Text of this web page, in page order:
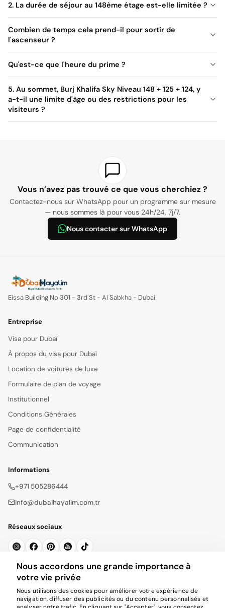
2. La durée de séjour au 148ème étage est-elle limitée ?
Combien de temps cela prend-il pour sortir de
l'ascenseur ?
monde et le temps d'ascension au 148ème étage dure environ 1
Qu'est-ce que l'heure du prime ?
5. Au sommet, Burj Khalifa Sky Niveau 148 + 125 + 124, y
a-t-il une limite d'âge ou des restrictions pour les
visiteurs ?
restrictions de sécurité dans certaines zones.
Vous n’avez pas trouvé ce que vous cherchiez ?
Contactez-nous sur WhatsApp pour un programme sur mesure
— nous sommes là pour vous 24h/24, 7j/7.
Nous contacter sur WhatsApp
Eissa Building No 301 - 3rd St - Al Sabkha - Dubai
Entreprise
Visa pour Dubaï
À propos du visa pour Dubaï
Location de voitures de luxe
Formulaire de plan de voyage
Institutionnel
Conditions Générales
Page de confidentialité
Communication
Informations
+971 505286444
info@dubaihayalim.com.tr
Réseaux sociaux
S'inscrire à la Newsletter
S'abonner
Nous accordons une grande importance à
votre vie privée
Nous utilisons des cookies pour améliorer votre expérience de
navigation, diffuser des publicités ou du contenu personnalisés et